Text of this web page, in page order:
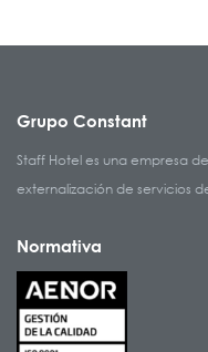
Grupo Constant
Staff Hotel es una empresa
externalización de servicios
Normativa